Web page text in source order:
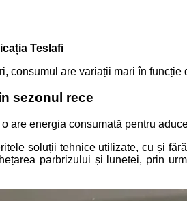
Teslafi
consumul are variații mari în funcție
sezonul rece
are energia consumată pentru
soluții tehnice utilizate, cu și
parbrizului și lunetei, prin